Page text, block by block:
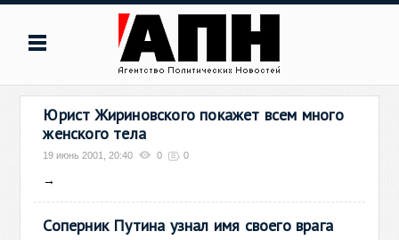
Юрист Жириновского покажет всем много
женского тела
19 июнь 2001, 20:40 0 0
→
Соперник Путина узнал имя своего врага